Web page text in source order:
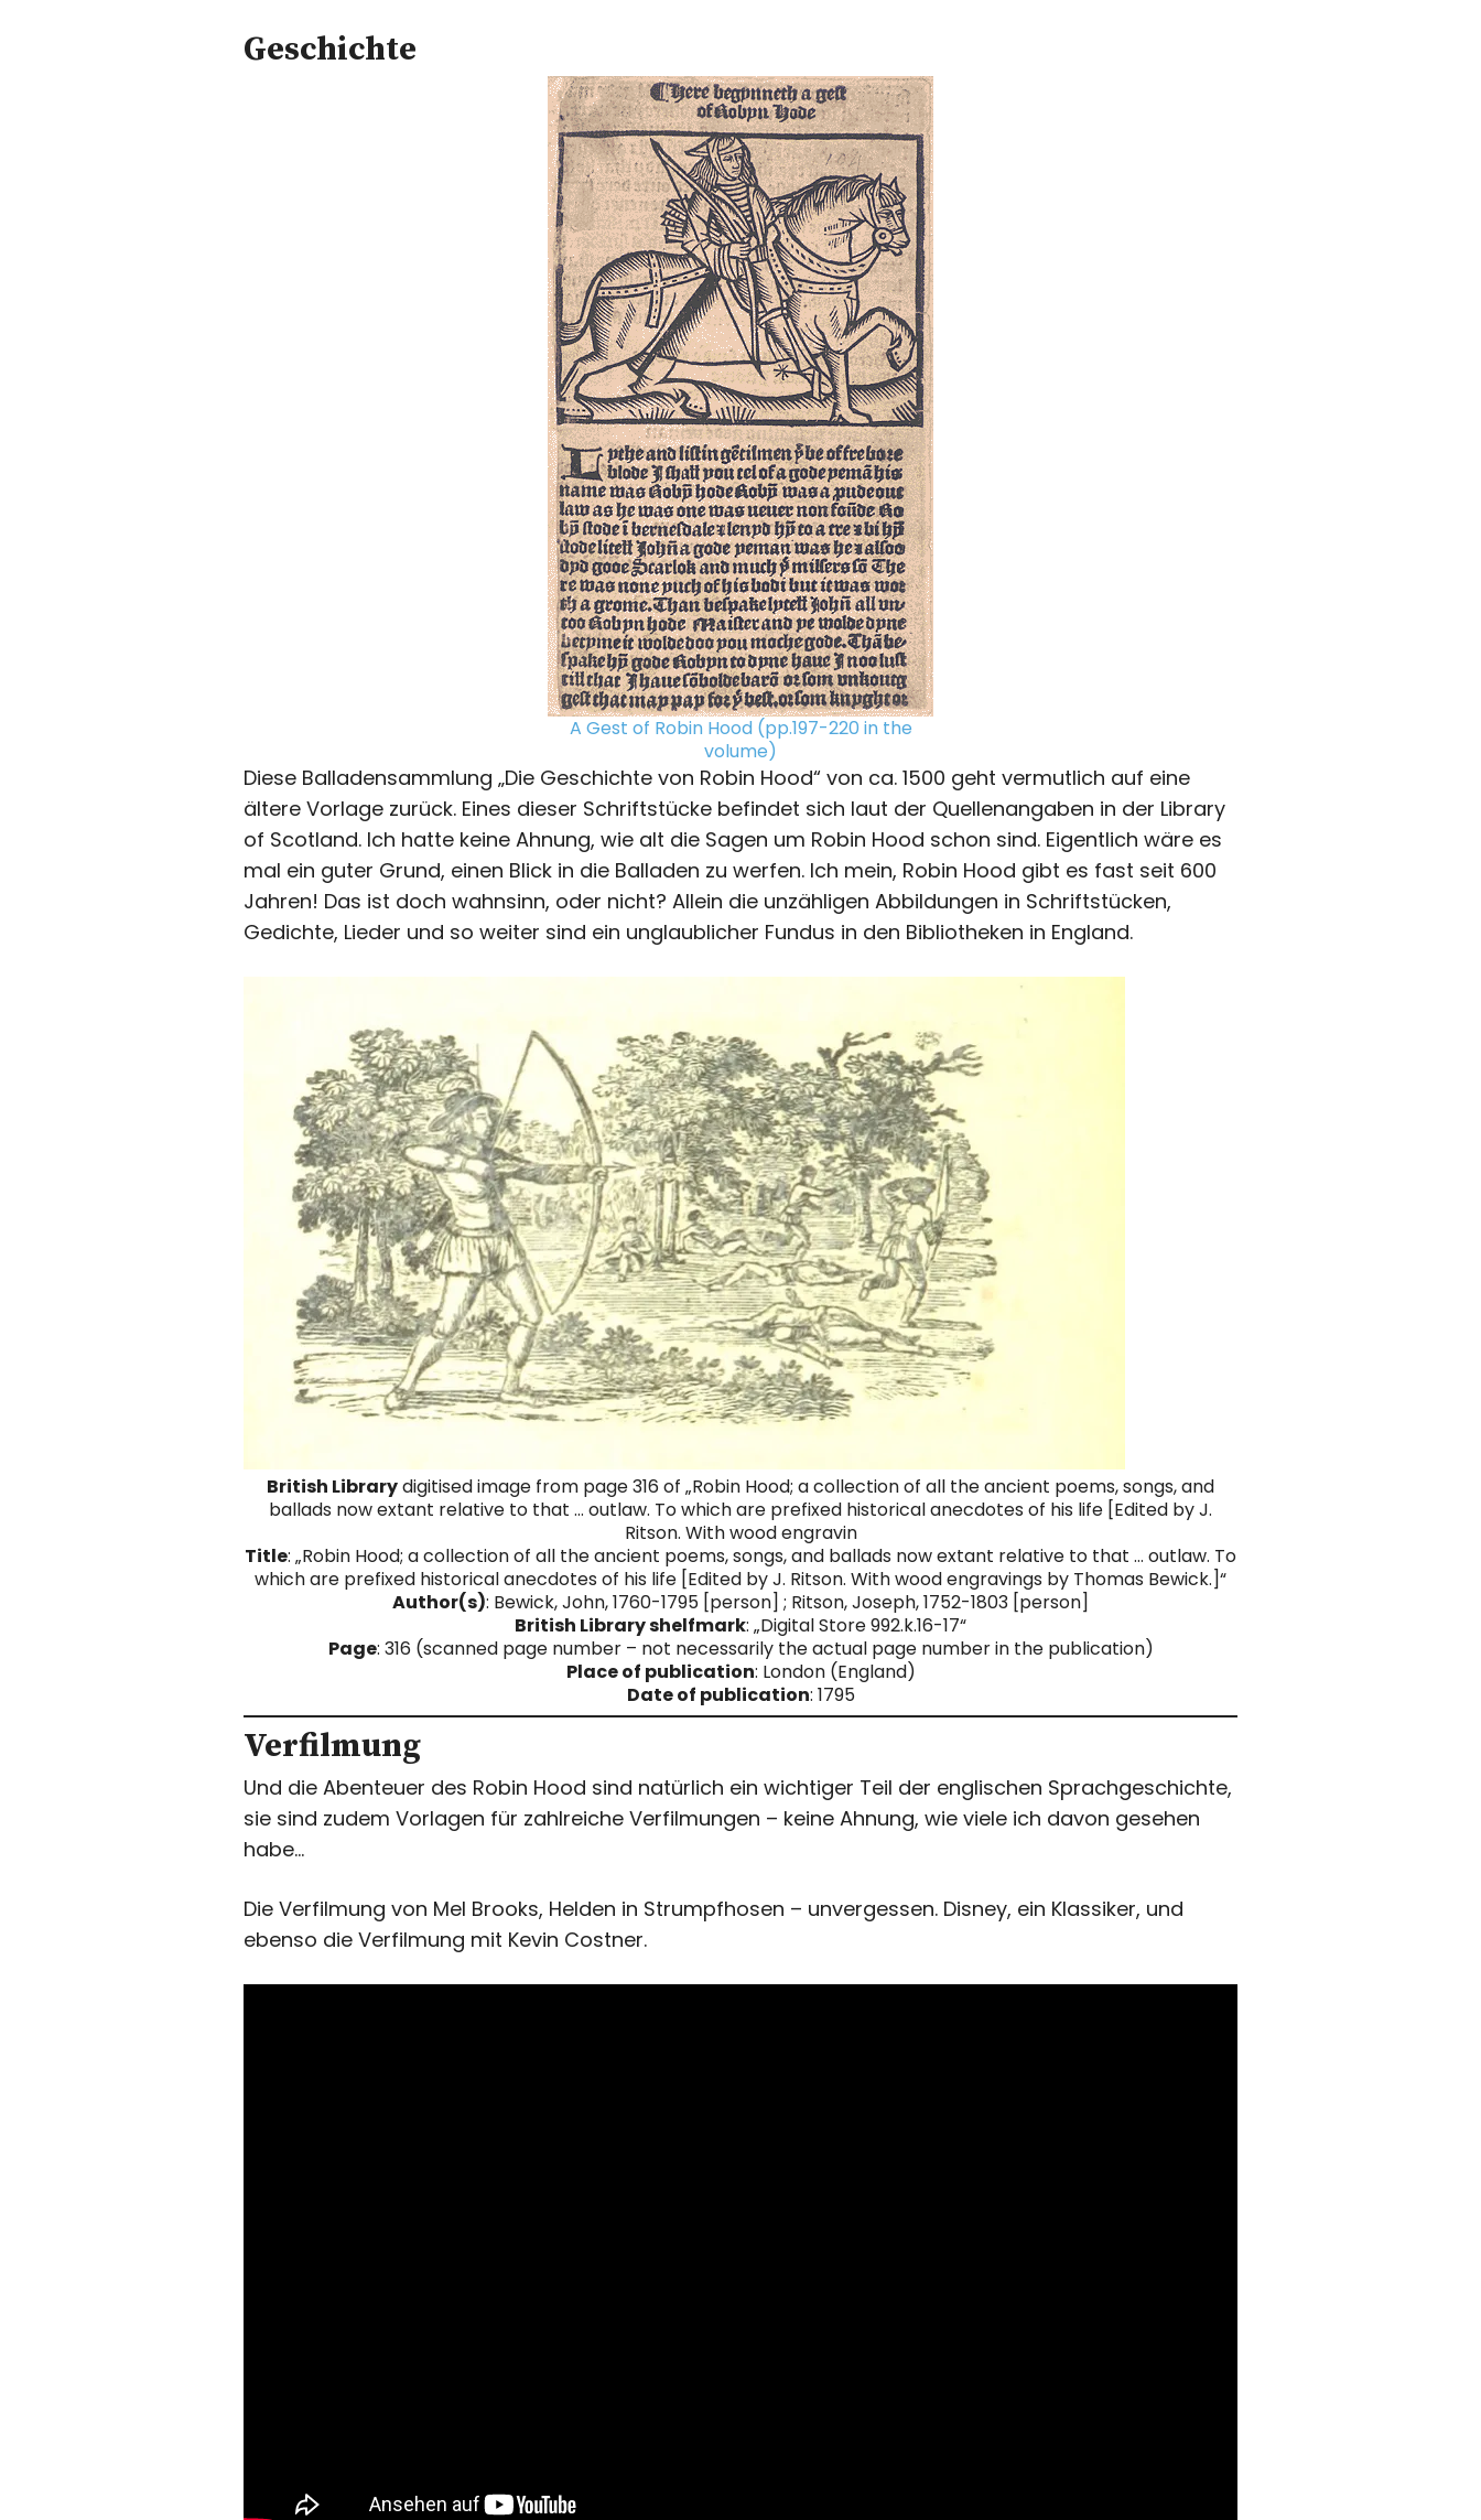
Geschichte
A Gest of Robin Hood (pp.197-220 in the
volume)
Diese Balladensammlung „Die Geschichte von Robin Hood“ von ca. 1500 geht vermutlich auf eine
ältere Vorlage zurück. Eines dieser Schriftstücke befindet sich laut der Quellenangaben in der Library
of Scotland. Ich hatte keine Ahnung, wie alt die Sagen um Robin Hood schon sind. Eigentlich wäre es
mal ein guter Grund, einen Blick in die Balladen zu werfen. Ich mein, Robin Hood gibt es fast seit 600
Jahren! Das ist doch wahnsinn, oder nicht? Allein die unzähligen Abbildungen in Schriftstücken,
Gedichte, Lieder und so weiter sind ein unglaublicher Fundus in den Bibliotheken in England.
British Librarydigitised image from page 316 of „Robin Hood; a collection of all the ancient poems, songs, and
ballads now extant relative to that … outlaw. To which are prefixed historical anecdotes of his life [Edited by J.
Ritson. With wood engravin
Title: „Robin Hood; a collection of all the ancient poems, songs, and ballads now extant relative to that … outlaw. To
which are prefixed historical anecdotes of his life [Edited by J. Ritson. With wood engravings by Thomas Bewick.]“
Author(s): Bewick, John, 1760-1795 [person] ; Ritson, Joseph, 1752-1803 [person]
British Library shelfmark: „Digital Store 992.k.16-17“
Page: 316 (scanned page number – not necessarily the actual page number in the publication)
Place of publication: London (England)
Date of publication: 1795
Verfilmung
Und die Abenteuer des Robin Hood sind natürlich ein wichtiger Teil der englischen Sprachgeschichte,
sie sind zudem Vorlagen für zahlreiche Verfilmungen – keine Ahnung, wie viele ich davon gesehen
habe…
Die Verfilmung von Mel Brooks, Helden in Strumpfhosen – unvergessen. Disney, ein Klassiker, und
ebenso die Verfilmung mit Kevin Costner.